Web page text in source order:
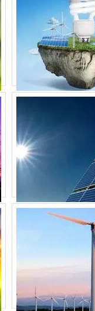
em energia
A
personalizadas.
Transformadores